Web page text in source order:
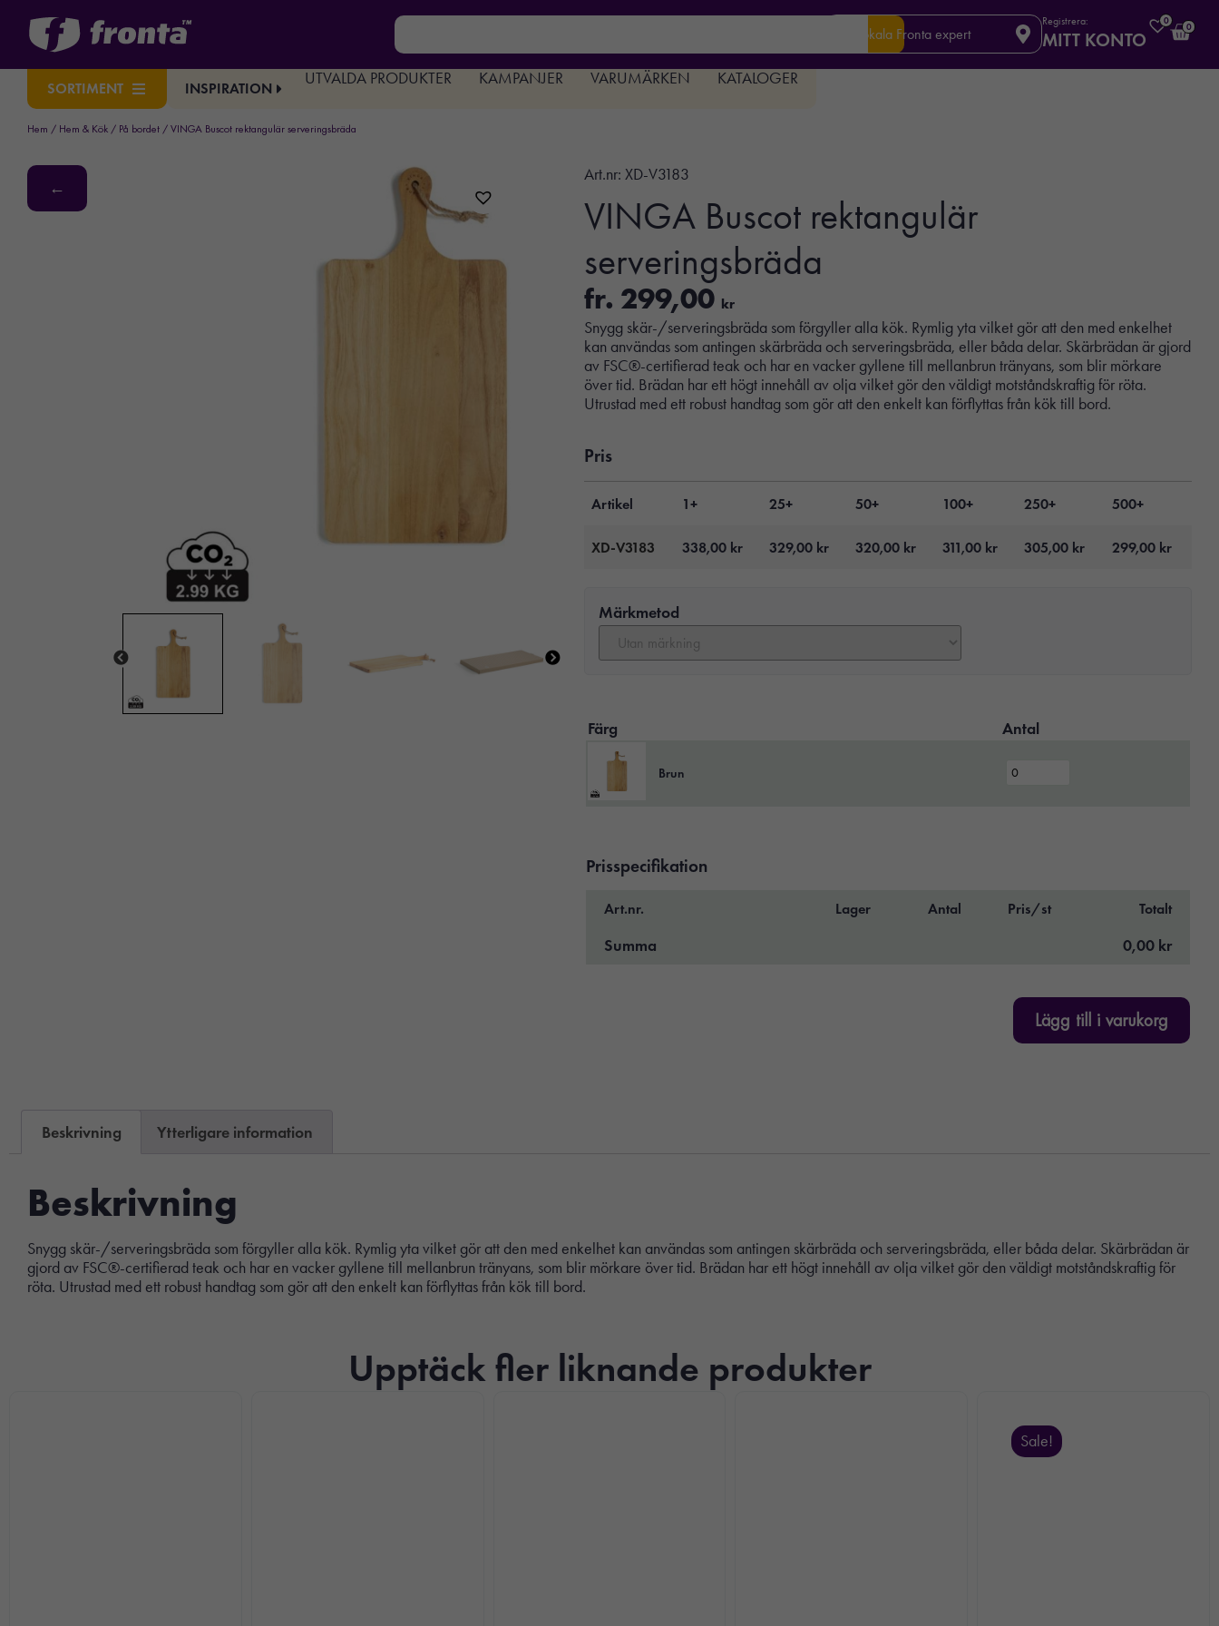
Din lokala Fronta expert
Registrera:
MITT KONTO
0
0
SORTIMENT INSPIRATION
UTVALDA PRODUKTER KAMPANJER VARUMÄRKEN KATALOGER
Hem / Hem & Kök / På bordet / VINGA Buscot rektangulär serveringsbräda
←
Art.nr: XD-V3183
VINGA Buscot rektangulär
serveringsbräda
fr. 299,00 kr
Snygg skär-/serveringsbräda som förgyller alla kök. Rymlig yta vilket gör att den med enkelhet
kan användas som antingen skärbräda och serveringsbräda, eller båda delar. Skärbrädan är gjord
av FSC®-certifierad teak och har en vacker gyllene till mellanbrun tränyans, som blir mörkare
över tid. Brädan har ett högt innehåll av olja vilket gör den väldigt motståndskraftig för röta.
Utrustad med ett robust handtag som gör att den enkelt kan förflyttas från kök till bord.
Pris
Artikel 1+ 25+ 50+ 100+ 250+ 500+
XD-V3183 338,00 kr 329,00 kr 320,00 kr 311,00 kr 305,00 kr 299,00 kr
Märkmetod
Färg Antal
Brun
Prisspecifikation
Art.nr. Lager Antal Pris/st Totalt
Summa 0,00 kr
Lägg till i varukorg
Beskrivning Ytterligare information
Beskrivning
Snygg skär-/serveringsbräda som förgyller alla kök. Rymlig yta vilket gör att den med enkelhet kan användas som antingen skärbräda och serveringsbräda, eller båda delar. Skärbrädan är
gjord av FSC®-certifierad teak och har en vacker gyllene till mellanbrun tränyans, som blir mörkare över tid. Brädan har ett högt innehåll av olja vilket gör den väldigt motståndskraftig för
röta. Utrustad med ett robust handtag som gör att den enkelt kan förflyttas från kök till bord.
Upptäck fler liknande produkter
Sale!